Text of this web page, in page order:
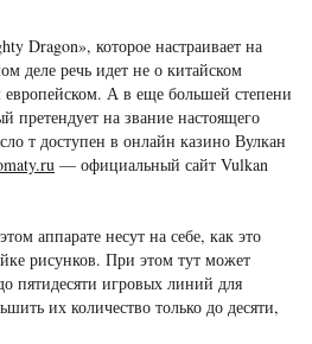
Dragon», которое настраивает на
деле речь идет не о китайском
А в еще большей степени
претендует на звание настоящего
т доступен в онлайн казино Вулкан
— официальный сайт Vulkan
аппарате несут на себе, как это
рисунков. При этом тут может
пятидесяти игровых линий для
их количество только до десяти,